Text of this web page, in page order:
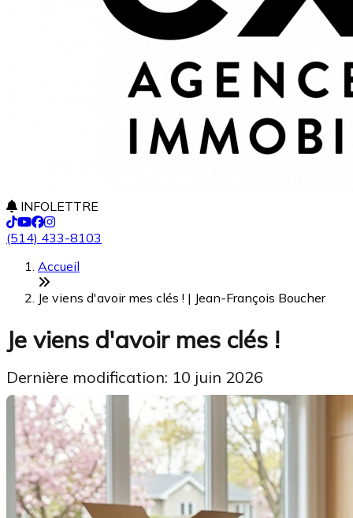
INFOLETTRE
(514) 433-8103
Accueil
Je viens d'avoir mes clés ! | Jean-François Boucher
Je viens d'avoir mes clés !
Dernière modification: 10 juin 2026